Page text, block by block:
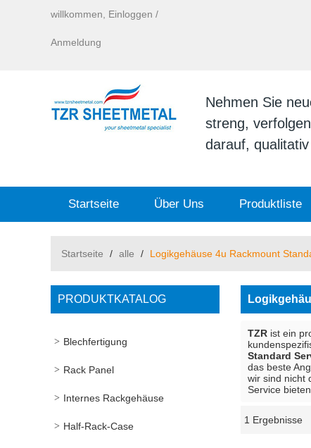
willkommen, Einloggen /
Anmeldung
Nehmen Sie
streng,
darauf,
Startseite Über Uns Produktliste
Startseite / alle / Logikgehäuse 4u Rackmount
PRODUKTKATALOG
Blechfertigung
Rack Panel
Internes Rackgehäuse
Half-Rack-Case
TZR ist ein
Standard
das beste
wir sind nicht
Service bieten.
1 Ergebnisse